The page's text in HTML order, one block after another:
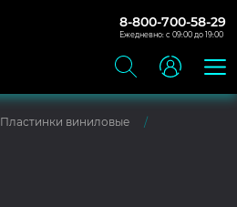
8-800-700-58-29
Ежедневно: с 09:00 до 19:00
Пластинки виниловые